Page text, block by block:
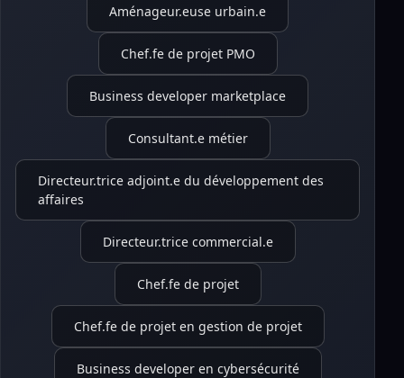
Aménageur.euse urbain.e
Chef.fe de projet PMO
Business developer marketplace
Consultant.e métier
Directeur.trice adjoint.e du développement des
affaires
Directeur.trice commercial.e
Chef.fe de projet
Chef.fe de projet en gestion de projet
Business developer en cybersécurité